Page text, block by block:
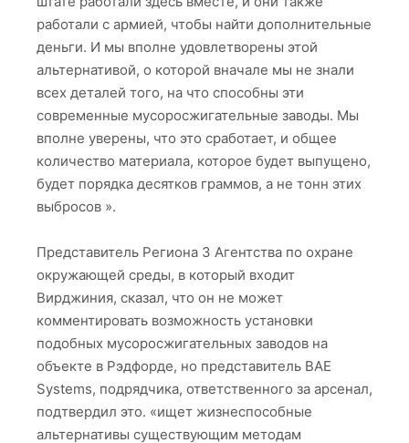
работали с армией, чтобы найти дополнительные
деньги. И мы вполне удовлетворены этой
альтернативой, о которой вначале мы не знали
всех деталей того, на что способны эти
современные мусоросжигательные заводы. Мы
вполне уверены, что это сработает, и общее
количество материала, которое будет выпущено,
будет порядка десятков граммов, а не тонн этих
выбросов ».
Представитель Региона 3 Агентства по охране
окружающей среды, в который входит
Вирджиния, сказал, что он не может
комментировать возможность установки
подобных мусоросжигательных заводов на
объекте в Рэдфорде, но представитель BAE
Systems, подрядчика, ответственного за арсенал,
подтвердил это. «ищет жизнеспособные
альтернативы существующим методам